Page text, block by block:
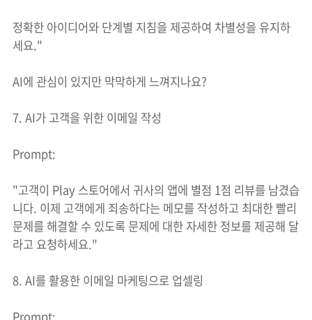
정확한 아이디어와 단계별 지침을 제공하여 차별성을 유지하
세요."
AI에 관심이 있지만 막막하게 느껴지나요?
7. AI가 고객을 위한 이메일 작성
Prompt:
"고객이 Play 스토어에서 귀사의 앱에 별점 1점 리뷰를 남겼습
니다. 이제 고객에게 죄송하다는 메모를 작성하고 최대한 빨리
문제를 해결할 수 있도록 문제에 대한 자세한 정보를 제공해 달
라고 요청하세요."
8. AI를 활용한 이메일 마케팅으로 업셀링
Prompt: